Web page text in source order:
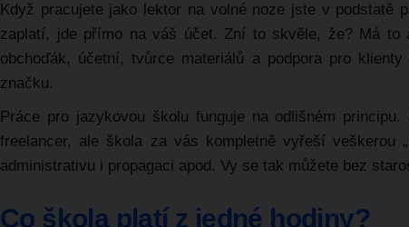
Když pracujete jako lektor na volné noze jste v podstatě
zaplatí, jde přímo na váš účet. Zní to skvěle, že? Má to
obchoďák, účetní, tvůrce materiálů a podpora pro klienty
značku.
Práce pro jazykovou školu funguje na odlišném
freelancer, ale škola za vás kompletně vyřeší veškerou
administrativu i propagaci apod. Vy se tak můžete bez
Co škola platí z jedné hodiny?